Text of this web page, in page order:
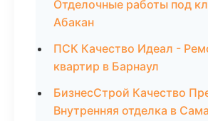
Отделочные работы под
Абакан
ПСК Качество Идеал -
квартир в Барнаул
БизнесСтрой Качество
Внутренняя отделка в